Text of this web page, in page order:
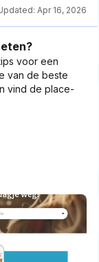
Apr 16, 2026
voor een
van de beste
vind de place-